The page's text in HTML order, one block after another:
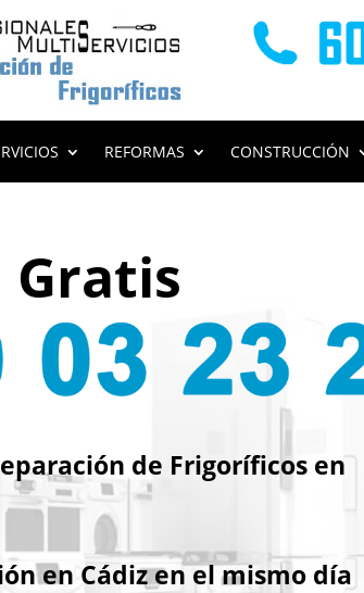
REFORMAS CONSTRUCCIÓN
Gratis
de Frigoríficos en
en Cádiz en el mismo día